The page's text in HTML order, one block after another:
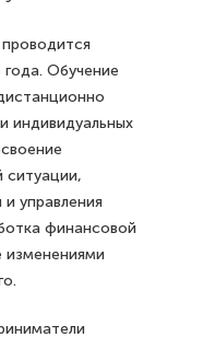
Обучение
индивидуальных
ситуации,
управления
финансовой
изменениями